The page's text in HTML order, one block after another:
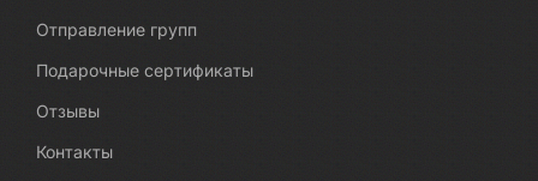
Отправление групп
Подарочные сертификаты
Отзывы
Контакты